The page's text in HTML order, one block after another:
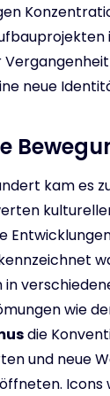
neue
kam es
wie
die
und neue
Icons